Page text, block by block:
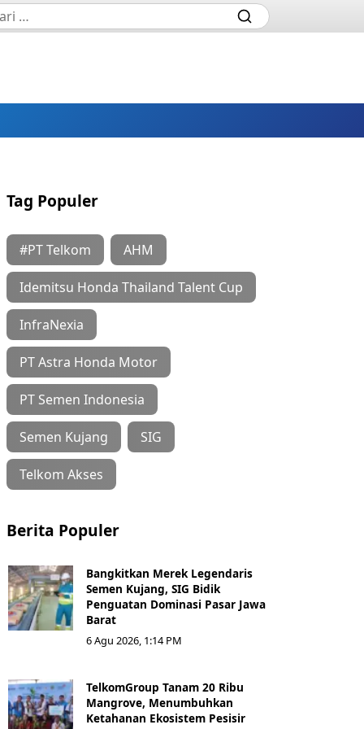
Tag Populer
#PT Telkom AHM
Idemitsu Honda Thailand Talent Cup
InfraNexia
PT Astra Honda Motor
PT Semen Indonesia
Semen Kujang SIG
Telkom Akses
Berita Populer
Bangkitkan Merek Legendaris
Semen Kujang, SIG Bidik
Penguatan Dominasi Pasar Jawa
Barat
6 Agu 2026, 1:14 PM
TelkomGroup Tanam 20 Ribu
Mangrove, Menumbuhkan
Ketahanan Ekosistem Pesisir